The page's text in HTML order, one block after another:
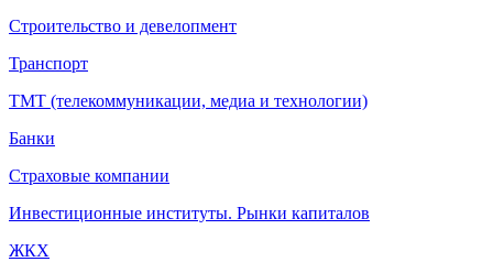
Строительство и девелопмент
Транспорт
ТМТ (телекоммуникации, медиа и технологии)
Банки
Страховые компании
Инвестиционные институты. Рынки капиталов
ЖКХ